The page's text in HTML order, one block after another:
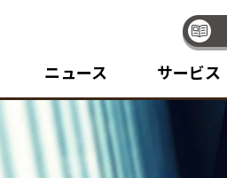
ニュース サービス